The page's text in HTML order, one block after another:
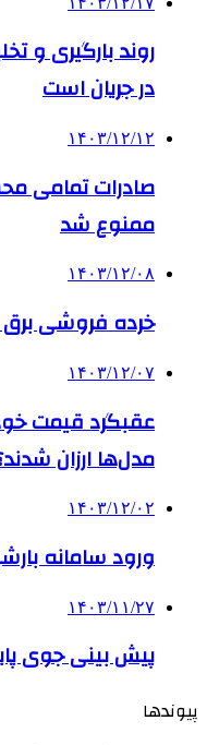
روند بارگیری و
در جریان است
۱۴۰۳/۱۲/۱۲
صادرات تمامی
ممنوع شد
۱۴۰۳/۱۲/۰۸
خرده فروشی برق با
۱۴۰۳/۱۲/۰۷
عقبگرد قیمت
مدل‌ها ارزان
۱۴۰۳/۱۲/۰۲
ورود سامانه
۱۴۰۳/۱۱/۲۷
­پیش بینی جوی
پیوندها